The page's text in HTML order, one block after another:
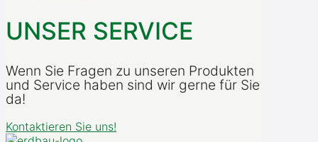
UNSER SERVICE
Wenn Sie Fragen zu unseren Produkten
und Service haben sind wir gerne für Sie
da!
Kontaktieren Sie uns!